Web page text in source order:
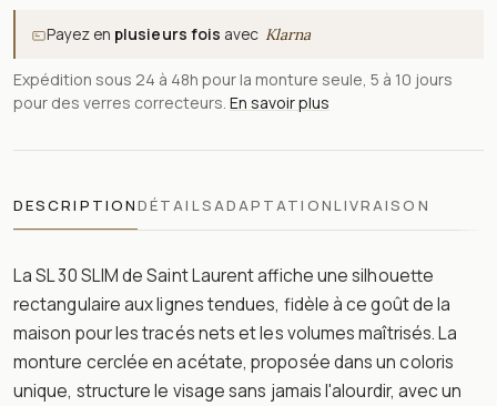
Payez en plusieurs fois avec Klarna
Expédition sous 24 à 48h pour la monture seule, 5 à 10 jours
pour des verres correcteurs. En savoir plus
DESCRIPTIONDÉTAILSADAPTATIONLIVRAISON
La SL 30 SLIM de Saint Laurent affiche une silhouette
rectangulaire aux lignes tendues, fidèle à ce goût de la
maison pour les tracés nets et les volumes maîtrisés. La
monture cerclée en acétate, proposée dans un coloris
unique, structure le visage sans jamais l'alourdir, avec un